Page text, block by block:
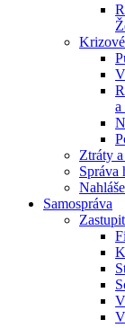
a
Ztráty
Správa
Samospráva